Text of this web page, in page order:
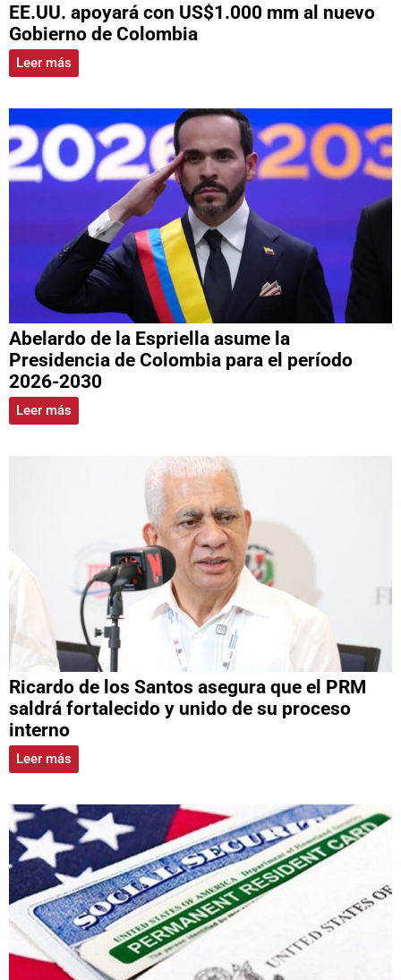
EE.UU. apoyará con US$1.000 mm al nuevo
Gobierno de Colombia
Leer más
Abelardo de la Espriella asume la
Presidencia de Colombia para el período
2026-2030
Leer más
Ricardo de los Santos asegura que el PRM
saldrá fortalecido y unido de su proceso
interno
Leer más